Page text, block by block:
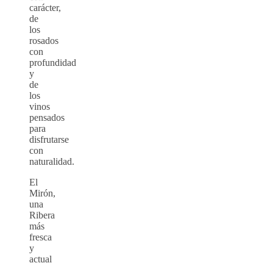
carácter,
de
los
rosados
con
profundidad
y
de
los
vinos
pensados
para
disfrutarse
con
naturalidad.
El
Mirón,
una
Ribera
más
fresca
y
actual